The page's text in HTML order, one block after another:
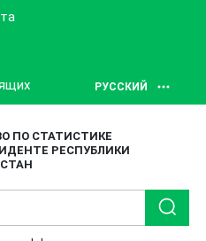
РУССКИЙ
ПО СТАТИСТИКЕ
РЕСПУБЛИКИ